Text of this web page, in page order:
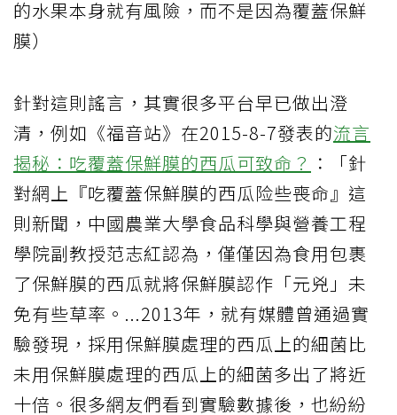
的水果本身就有風險，而不是因為覆蓋保鮮
膜）
針對這則謠言，其實很多平台早已做出澄
清，例如《福音站》在2015-8-7發表的流言
揭秘：吃覆蓋保鮮膜的西瓜可致命？ ：「針
對網上『吃覆蓋保鮮膜的西瓜险些喪命』這
則新聞，中國農業大學食品科學與營養工程
學院副教授范志紅認為，僅僅因為食用包裹
了保鮮膜的西瓜就將保鮮膜認作「元兇」未
免有些草率。...2013年，就有媒體曾通過實
驗發現，採用保鮮膜處理的西瓜上的細菌比
未用保鮮膜處理的西瓜上的細菌多出了將近
十倍。很多網友們看到實驗數據後，也紛紛